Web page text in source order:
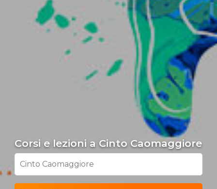
Corsi e lezioni a Cinto Caomaggiore
Cinto Caomaggiore